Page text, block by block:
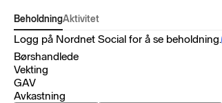
BeholdningAktivitet
Logg på Nordnet Social for å se beholdning.
Børshandlede
Vekting
GAV
Avkastning